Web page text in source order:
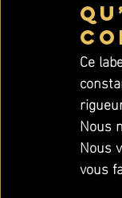
Ce
Nous
Nous
vous